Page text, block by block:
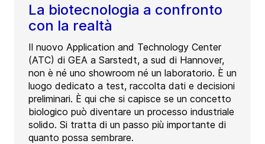
La biotecnologia a confronto
con la realtà
Il nuovo Application and Technology Center
(ATC) di GEA a Sarstedt, a sud di Hannover,
non è né uno showroom né un laboratorio. È un
luogo dedicato a test, raccolta dati e decisioni
preliminari. È qui che si capisce se un concetto
biologico può diventare un processo industriale
solido. Si tratta di un passo più importante di
quanto possa sembrare.